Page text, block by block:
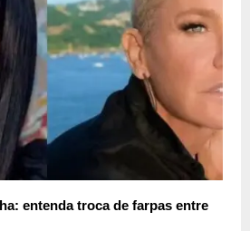
entenda troca de farpas entre